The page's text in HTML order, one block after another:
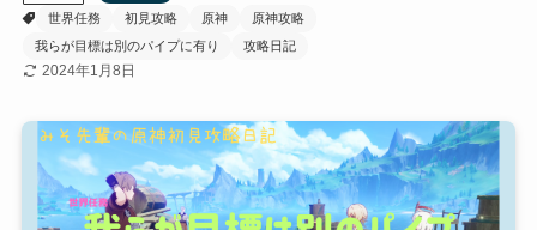
世界任務
初見攻略 原神
原神攻略
我らが目標は別のパイプに有り
攻略日記
2024年1月8日